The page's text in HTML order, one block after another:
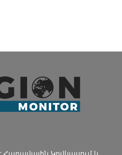
Հարավային Կովկասում և